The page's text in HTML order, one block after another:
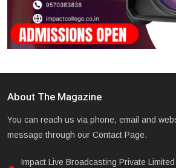
About The Magazine
You can reach us via phone, email and
message through our Contact Page.
Impact Live Broadcasting Private Limited